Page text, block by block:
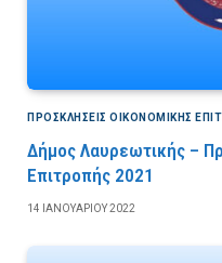
ΠΡΟΣΚΛΉΣΕΙΣ ΟΙΚΟΝΟΜΙΚΉΣ
Δήμος Λαυρεωτικής –
Επιτροπής 2021
14 ΙΑΝΟΥΑΡΊΟΥ 2022